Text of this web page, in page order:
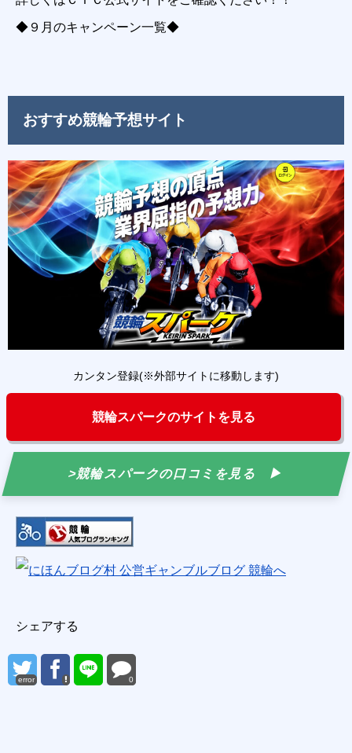
◆９月のキャンペーン一覧◆
おすすめ競輪予想サイト
カンタン登録(※外部サイトに移動します)
競輪スパークのサイトを見る
>競輪スパークの口コミを見る
シェアする
error 0